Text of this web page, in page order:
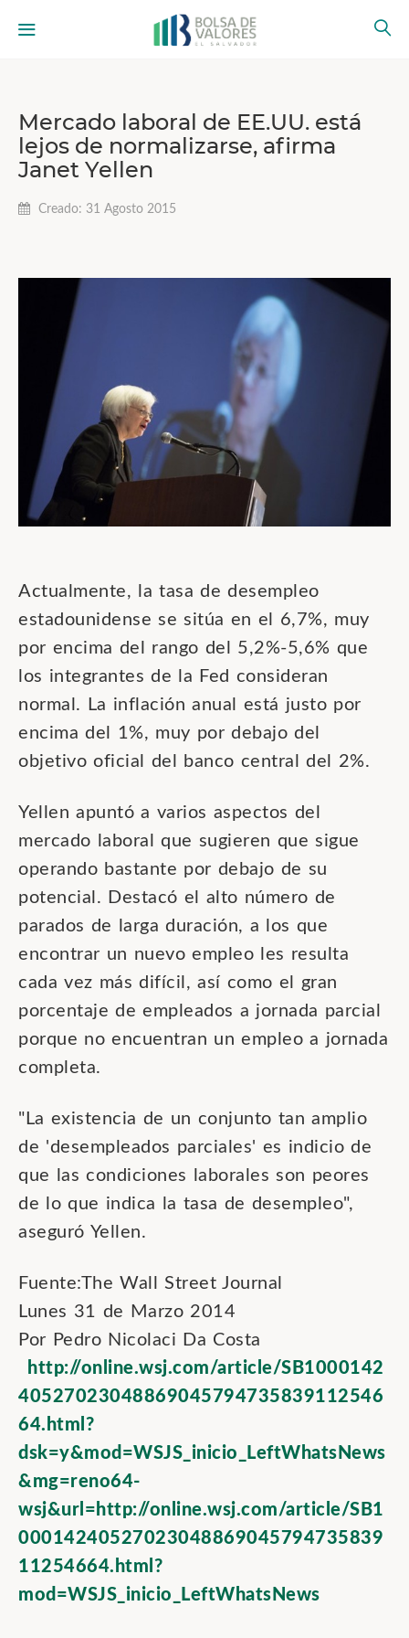
Mercado laboral de EE.UU. está
lejos de normalizarse, afirma
Janet Yellen
Creado: 31 Agosto 2015
Actualmente, la tasa de desempleo
estadounidense se sitúa en el 6,7%, muy
por encima del rango del 5,2%-5,6% que
los integrantes de la Fed consideran
normal. La inflación anual está justo por
encima del 1%, muy por debajo del
objetivo oficial del banco central del 2%.
Yellen apuntó a varios aspectos del
mercado laboral que sugieren que sigue
operando bastante por debajo de su
potencial. Destacó el alto número de
parados de larga duración, a los que
encontrar un nuevo empleo les resulta
cada vez más difícil, así como el gran
porcentaje de empleados a jornada parcial
porque no encuentran un empleo a jornada
completa.
"La existencia de un conjunto tan amplio
de 'desempleados parciales' es indicio de
que las condiciones laborales son peores
de lo que indica la tasa de desempleo",
aseguró Yellen.
Fuente:The Wall Street Journal
Lunes 31 de Marzo 2014
Por Pedro Nicolaci Da Costa
http://online.wsj.com/article/SB1000142
40527023048869045794735839112546
64.html?
dsk=y&mod=WSJS_inicio_LeftWhatsNews
&mg=reno64-
wsj&url=http://online.wsj.com/article/SB1
00014240527023048869045794735839
11254664.html?
mod=WSJS_inicio_LeftWhatsNews